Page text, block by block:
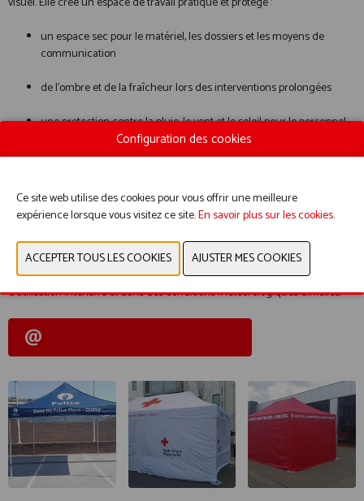
un espace sec pour le matériel, les dossiers et les moyens de
communication
de l’ombre et de la fraîcheur lors des interventions prolongées
une protection contre la pluie, le vent et le soleil pour le personnel
et les personnes concernées
les auditions, l’identification ou la coordination
Nos structures sont un développement propre, basé sur de nombreuses
années d’expérience pratique. Nous savons ce qui compte réellement sur
le terrain : un montage rapide par une ou deux personnes, un rangement
facile, une stabilité maximale et une qualité durable — même en cas
d’utilisation intensive et dans des conditions météorologiques difficiles.
Configuration des cookies
Ce site web utilise des cookies pour vous offrir une meilleure
expérience lorsque vous visitez ce site.En savoir plus sur les cookies.